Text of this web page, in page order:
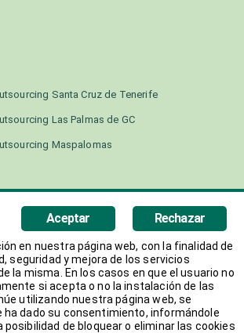
Santa Cruz de Tenerife
Las Palmas de GC
Maspalomas
Canarias | Todos los derechos
Rechazar
Aceptar
en nuestra página web, con la finalidad de
seguridad y mejora de los servicios
la misma. En los casos en que el usuario no
si acepta o no la instalación de las
utilizando nuestra página web, se
ha dado su consentimiento, informándole
de bloquear o eliminar las cookies